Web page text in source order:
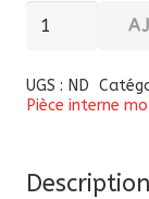
quantité
Bielles
forgées
UGS : ND
Pièce interne
Description